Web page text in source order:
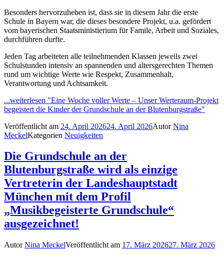
Besonders hervorzuheben ist, dass sie in diesem Jahr die erste
Schule in Bayern war, die dieses besondere Projekt, u.a. gefördert
vom bayerischen Staatsministierium für Famile, Arbeit und Soziales,
durchführen durfte.
Jeden Tag arbeiteten alle teilnehmenden Klassen jeweils zwei
Schulstunden intensiv an spannenden und altersgerechten Themen
rund um wichtige Werte wie Respekt, Zusammenhalt,
Verantwortung und Achtsamkeit.
...weiterlesen "Eine Woche voller Werte – Unser Werteraum-Projekt
begeistert die Kinder der Grundschule an der Blutenburgstraße"
Veröffentlicht am 24. April 202624. April 2026AutorNina
MeckelKategorien Neuigkeiten
Die Grundschule an der
Blutenburgstraße wird als einzige
Vertreterin der Landeshauptstadt
München mit dem Profil
„Musikbegeisterte Grundschule“
ausgezeichnet!
AutorNina MeckelVeröffentlicht am 17. März 202627. März 2026